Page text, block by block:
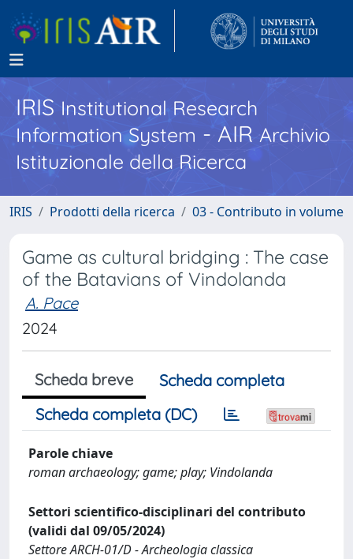
IRISInstitutional Research
Information System - AIR Archivio
Istituzionale della Ricerca
IRIS Prodotti della ricerca 03 - Contributo in volume
Game as cultural bridging : The case
of the Batavians of Vindolanda
A. Pace
2024
Scheda breve
Scheda completa
Scheda completa (DC)
Parole chiave
roman archaeology; game; play; Vindolanda
Settori scientifico-disciplinari del contributo
(validi dal 09/05/2024)
Settore ARCH-01/D - Archeologia classica